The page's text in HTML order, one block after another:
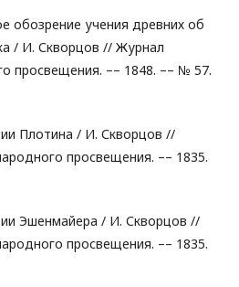
обозрение учения древних об
/ И. Скворцов // Журнал
просвещения. –– 1848. –– № 57.
Плотина / И. Скворцов //
просвещения. –– 1835.
Эшенмайера / И. Скворцов //
просвещения. –– 1835.